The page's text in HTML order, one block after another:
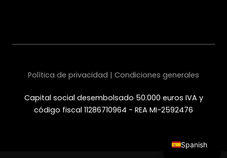
Capital social desembolsado 50.000 euros IVA y
código fiscal 11286710964 - REA MI-2592476
Política de privacidad | Condiciones generales
Spanish